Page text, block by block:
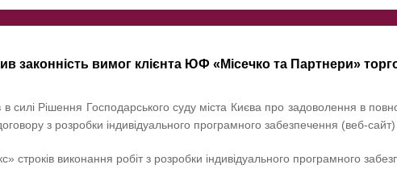
законність вимог клієнта ЮФ «Місечко та Партнери»
Рішення Господарського суду міста Києва про задоволення в
з розробки індивідуального програмного забезпечення (веб-сайт)
виконання робіт з розробки індивідуального програмного